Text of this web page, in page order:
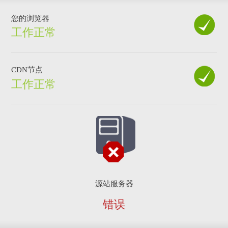
您的浏览器
工作正常
CDN节点
工作正常
源站服务器
错误